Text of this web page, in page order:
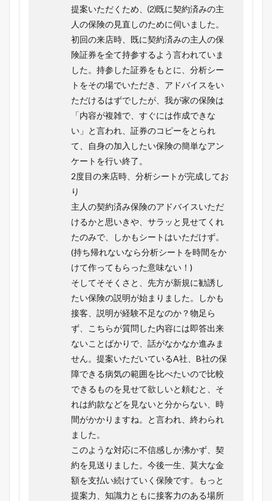
提案いただくため、⑵既に契約済みの主
人の保険の見直しのために伺いました。
初回の来店時、既に契約済みの主人の保
険証券を全て持参するよう言われていま
した。持参した証券をもとに、分析シー
トをその場でいただき、アドバイスをい
ただけるはずでしたが、我が家の保険は
「内容が複雑で、すぐには作成できな
い」と言われ、証券のコピーをとられ
て、自身の加入したい保険の簡単なアン
ケートを行い終了。
2度目の来店時、分析シートが完成してお
り
主人の契約済み保険のアドバイスいただ
けるかと思いきや、サラッと見せてくれ
たのみで、しかもシートはいただけず。
(持ち帰れないなら分析シートを時間をか
けて作ってもらった意味ない！)
そしてそそくさと、先方が新規に勧誘し
たい保険の説明が始まりました。しかも
接客、説明が経験不足なのか？物足ら
ず、こちらが質問した内容には即答出来
ないことばかりで、話がなかなか進みま
せん。提案いただいているA社、B社の保
障できる病気の範囲を比べたいので比較
できるものを見せて欲しいと頼むと、そ
れは約款などを見ないと分からない、時
間がかかりますね。と言われ、終わられ
ました。
このような対応に不信感しか沸かず、契
約を見送りました。今後一生、莫大な金
額を支払い続けていく保険です。もっと
提案力、知識力ともに接客力のある場所